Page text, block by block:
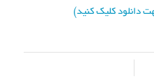
دانلود کلیک کنید)